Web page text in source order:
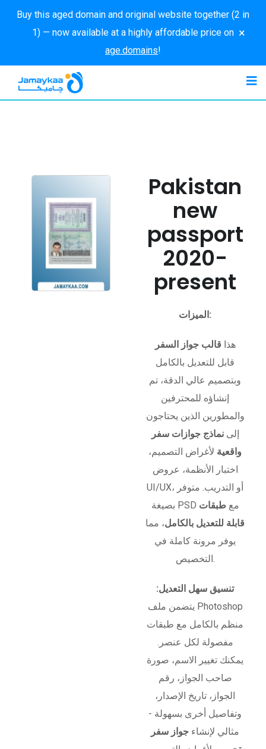
Buy this aged domain and original website together (2 in
1) — now available at a highly affordable price on
age.domains!
×
Pakistan
new
passport
2020-
present
الميزات:
هذا قالب جواز السفر
قابل للتعديل بالكامل
وبتصميم عالي الدقة، تم
إنشاؤه للمحترفين
والمطورين الذين يحتاجون
إلىنماذج جوازات سفر
واقعية لأغراض التصميم،
اختبار الأنظمة، عروض
UI/UX، أو التدريب. متوفر
بصيغة PSD معطبقات
قابلة للتعديل بالكامل، مما
يوفر مرونة كاملة في
التخصيص.
تنسيق سهل التعديل:
يتضمن ملف Photoshop
منظم بالكامل مع طبقات
مفصولة لكل عنصر.
يمكنك تغيير الاسم، صورة
صاحب الجواز، رقم
الجواز، تاريخ الإصدار،
وتفاصيل أخرى بسهولة -
مثالي لإنشاء جواز سفر